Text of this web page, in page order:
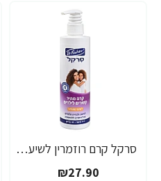
סרקל קרם רוזמרין לשיער מתולתל 325 מ”ל - ד"ר פישר
₪27.90